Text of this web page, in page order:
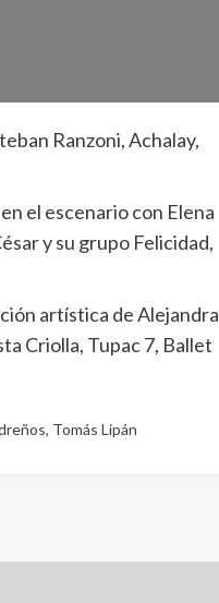
Ranzoni, Achalay,
el escenario con Elena
y su grupo Felicidad,
artística de Alejandra
Criolla, Tupac 7, Ballet
, Tomás Lipán